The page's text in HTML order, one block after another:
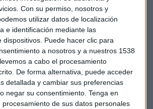
Con su permiso, nosotros y
utilizar datos de localización
e identificación mediante las
dispositivos. Puede hacer clic para
a nosotros y a nuestros 1538
a cabo el procesamiento
De forma alternativa, puede acceder
detallada y cambiar sus preferencias
negar su consentimiento. Tenga en
de sus datos personales
a que"cada vez tenemos menos
vive más acelerado", señala
vemos que queremos dedicar parte de
A pesar de que la estructura familiar
como un consumidor que cada vez
dedicar un tiempo a él mismo, no solo a